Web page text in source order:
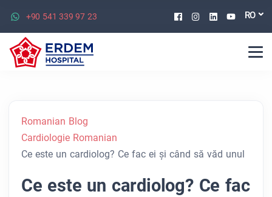
+90 541 339 97 23 Facebook
Instagram
Linkedin
RO
Romanian Blog
Cardiologie Romanian
Ce este un cardiolog? Ce fac ei și când să văd unul
Ce este un cardiolog? Ce fac